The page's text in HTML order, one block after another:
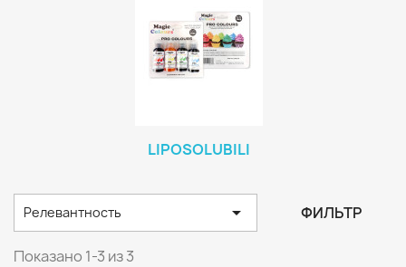
LIPOSOLUBILI
Релевантность  ФИЛЬТР
Показано 1-3 из 3